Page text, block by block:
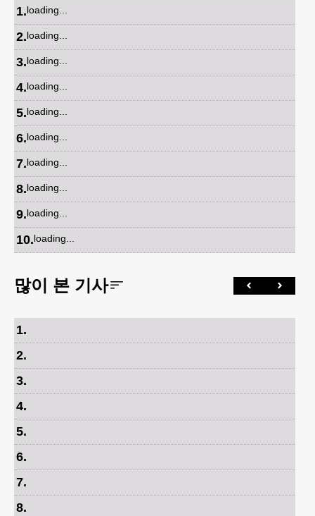
1.loading...
2.loading...
3.loading...
4.loading...
5.loading...
6.loading...
7.loading...
8.loading...
9.loading...
10.loading...
많이 본 기사
1.
2.
3.
4.
5.
6.
7.
8.